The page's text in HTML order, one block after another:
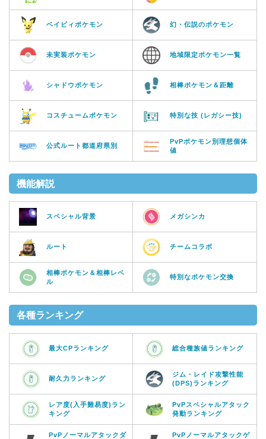
ベイビィポケモン 幻・伝説のポケモン
未実装ポケモン 地域限定ポケモン一覧
シャドウポケモン 相棒ポケモン＆距離
コスチュームポケモン 特別な技 (レガシー技)
公式ルート都道府県別
PvPポケモン別理想個体
値
機能解説
スペシャル背景 メガシンカ
ルート チームコラボ
相棒ポケモン＆相棒レベ
ル
特別なポケモン交換
各種ランキング
最大CPランキング 総合種族値ランキング
耐久力ランキング
ジム・レイド攻撃性能
(DPS)ランキング
レア度(入手難易度)ラン
キング
PvPスペシャルアタック
発動ランキング
PvPノーマルアタックダ
PvPノーマルアタックゲ